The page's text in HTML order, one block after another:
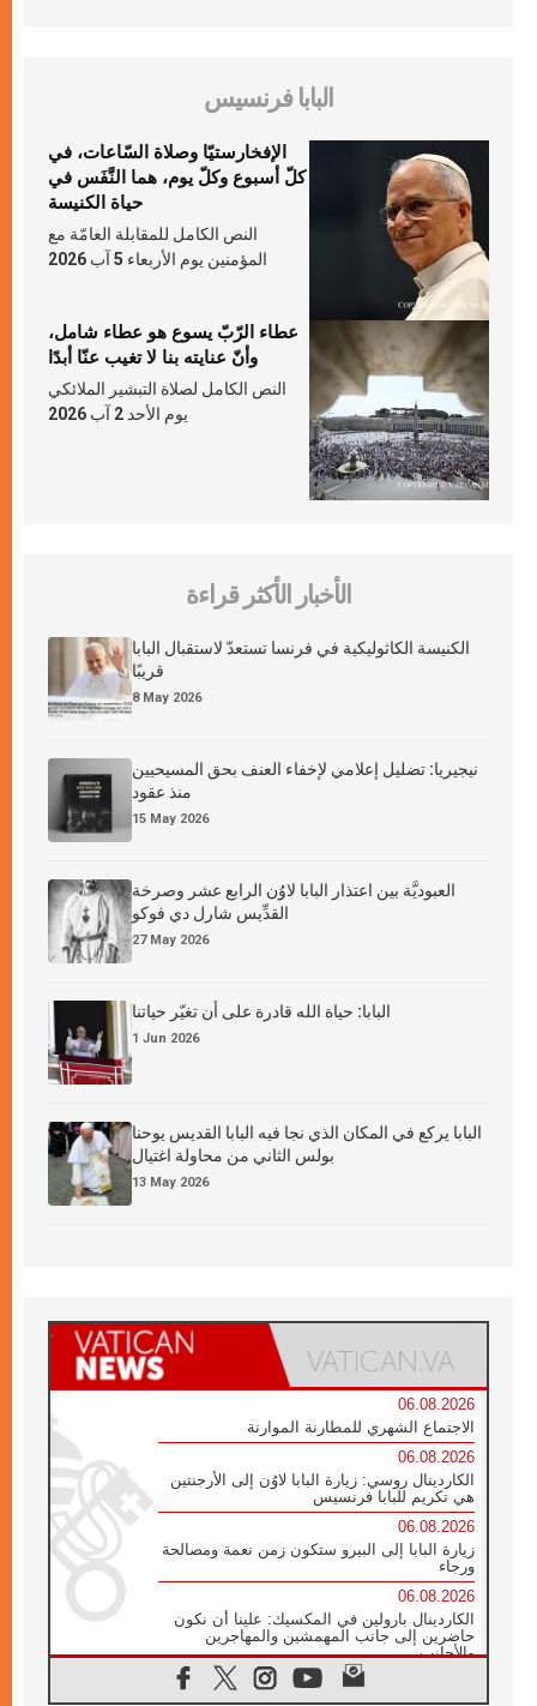
البابا فرنسيس
الإفخارستيّا وصلاة السّاعات، في
كلّ أسبوع وكلّ يوم، هما النَّفَس في
حياة الكنيسة
النص الكامل للمقابلة العامّة مع
المؤمنين يوم الأربعاء 5 آب 2026
عطاء الرّبّ يسوع هو عطاء شامل،
وأنّ عنايته بنا لا تغيب عنّا أبدًا
النص الكامل لصلاة التبشير الملائكي
يوم الأحد 2 آب 2026
الأخبار الأكثر قراءة
الكنيسة الكاثوليكية في فرنسا تستعدّ لاستقبال البابا
قريبًا
8 May 2026
نيجيريا: تضليل إعلامي لإخفاء العنف بحق المسيحيين
منذ عقود
15 May 2026
العبوديَّة بين اعتذار البابا لاوُن الرابع عشر وصرخة
القدِّيس شارل دي فوكو
27 May 2026
البابا: حياة الله قادرة على أن تغيّر حياتنا
1 Jun 2026
البابا يركع في المكان الذي نجا فيه البابا القديس يوحنا
بولس الثاني من محاولة اغتيال
13 May 2026
06.08.2026
الاجتماع الشهري للمطارنة الموارنة
06.08.2026
الكاردينال روسي: زيارة البابا لاوُن إلى الأرجنتين
هي تكريم للبابا فرنسيس
06.08.2026
زيارة البابا إلى البيرو ستكون زمن نعمة ومصالحة
ورجاء
06.08.2026
الكاردينال بارولين في المكسيك: علينا أن نكون
حاضرين إلى جانب المهمشين والمهاجرين
والأجانب